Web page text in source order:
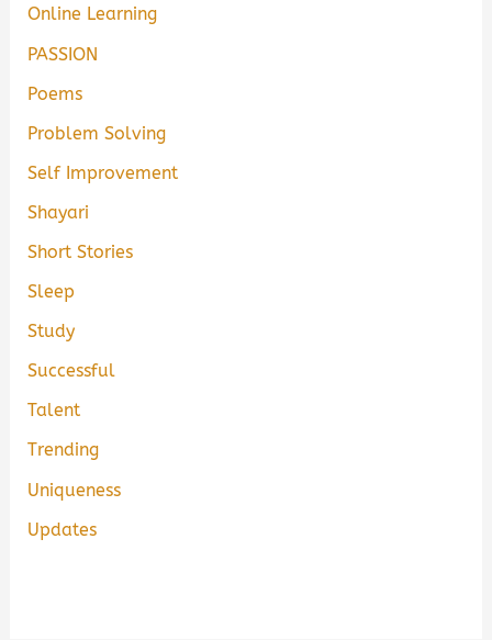
Online Learning
PASSION
Poems
Problem Solving
Self Improvement
Shayari
Short Stories
Sleep
Study
Successful
Talent
Trending
Uniqueness
Updates